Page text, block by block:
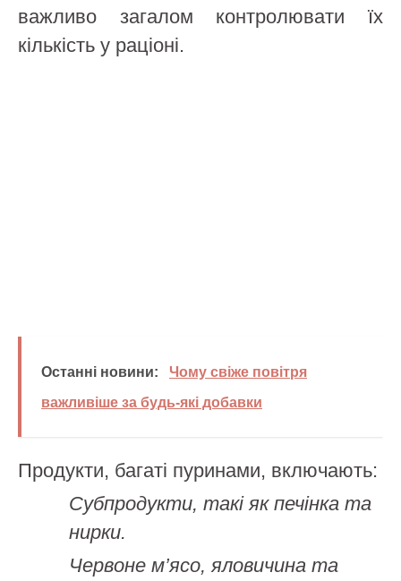
важливо загалом контролювати їх
кількість у раціоні.
Останні новини:
Чому свіже повітря
важливіше за будь-які добавки
Продукти, багаті пуринами, включають:
Субпродукти, такі як печінка та
нирки.
Червоне м’ясо, яловичина та